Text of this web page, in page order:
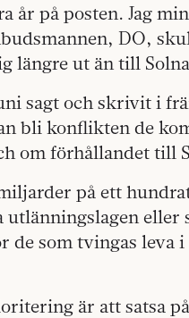
år på posten. Jag
DO,
längre ut än till
sagt och skrivit i
bli konflikten de
om förhållandet till
på ett
utlänningslagen
de som tvingas
är att satsa